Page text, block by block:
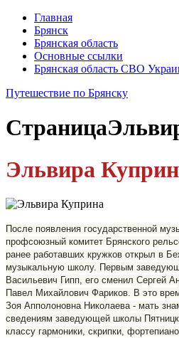
Главная
Брянск
Брянская область
Основные ссылки
Брянская область СВО
Путешествие по Брянску
Страница
Эльвира
После появления государственной
профсоюзный комитет Брянского
ра­нее работавших кружков открыл в
музыкальную школу. Первым
Васильевич Гипп, его сменил Сергей
Павел Михайлович Фариков. В это
Зоя Апполоновна Николаева - мать
сведениям заведующей школы
классу гармоники, скрипки,